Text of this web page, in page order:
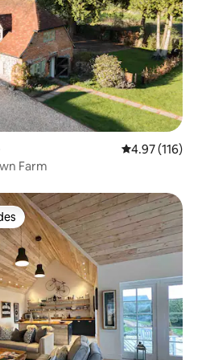
Calificación
4.97 (116)
Farm
entre huéspedes